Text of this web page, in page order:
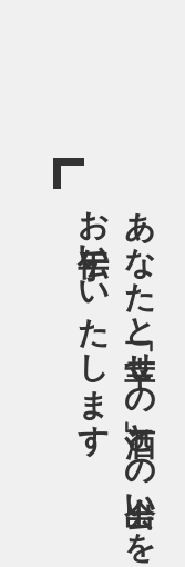
あなたと「幸せの酒」との出会いを
お手伝いいたします